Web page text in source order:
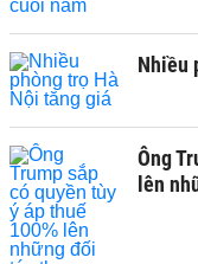
Nhiều
Ông
lên